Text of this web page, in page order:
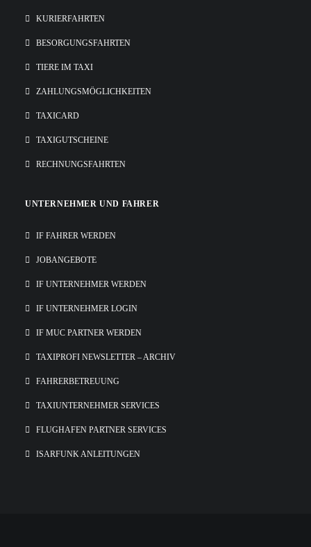
KURIERFAHRTEN
BESORGUNGSFAHRTEN
TIERE IM TAXI
ZAHLUNGSMÖGLICHKEITEN
TAXICARD
TAXIGUTSCHEINE
RECHNUNGSFAHRTEN
UNTERNEHMER UND FAHRER
IF FAHRER WERDEN
JOBANGEBOTE
IF UNTERNEHMER WERDEN
IF UNTERNEHMER LOGIN
IF MUC PARTNER WERDEN
TAXIPROFI NEWSLETTER – ARCHIV
FAHRERBETREUUNG
TAXIUNTERNEHMER SERVICES
FLUGHAFEN PARTNER SERVICES
ISARFUNK ANLEITUNGEN